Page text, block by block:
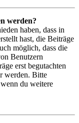
werden?
haben, dass in
hast, die Beiträge
möglich, dass die
Benutzern
erst begutachten
werden. Bitte
du weitere